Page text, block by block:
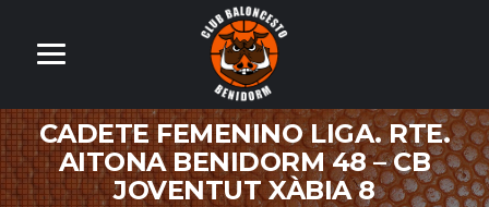
CADETE FEMENINO LIGA. RTE.
AITONA BENIDORM 48 – CB
JOVENTUT XÀBIA 8